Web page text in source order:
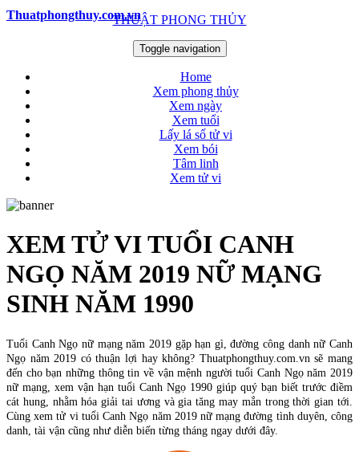
THUẬT PHONG THỦY
Thuatphongthuy.com.vn
Toggle navigation
Home
Xem phong thủy
Xem ngày
Xem tuổi
Lấy lá số tử vi
Xem bói
Tâm linh
Xem tử vi
XEM TỬ VI TUỔI CANH
NGỌ NĂM 2019 NỮ MẠNG
SINH NĂM 1990
Tuổi Canh Ngọ nữ mạng năm 2019 gặp hạn gì, đường công danh nữ Canh
Ngọ năm 2019 có thuận lợi hay không? Thuatphongthuy.com.vn sẽ mang
đến cho bạn những thông tin về vận mệnh người tuổi Canh Ngọ năm 2019
nữ mạng, xem vận hạn tuổi Canh Ngọ 1990 giúp quý bạn biết trước điềm
cát hung, nhằm hóa giải tai ương và gia tăng may mắn trong thời gian tới.
Cùng xem tử vi tuổi Canh Ngọ năm 2019 nữ mạng đường tình duyên, công
danh, tài vận cũng như diễn biến từng tháng ngay dưới đây.